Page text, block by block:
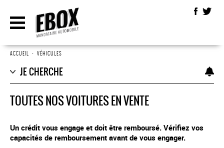
ACCUEIL • VÉHICULES
JE CHERCHE
TOUTES NOS VOITURES EN VENTE
Un crédit vous engage et doit être remboursé. Vérifiez vos
capacités de remboursement avant de vous engager.